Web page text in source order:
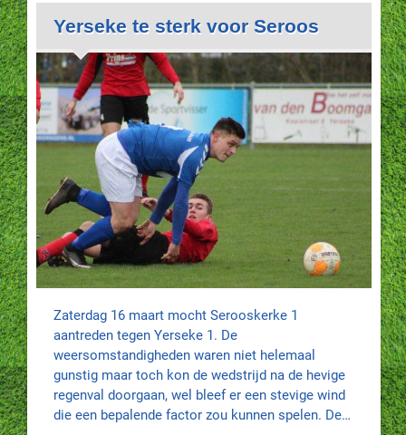
Yerseke te sterk voor Seroos
Zaterdag 16 maart mocht Serooskerke 1
aantreden tegen Yerseke 1. De
weersomstandigheden waren niet helemaal
gunstig maar toch kon de wedstrijd na de hevige
regenval doorgaan, wel bleef er een stevige wind
die een bepalende factor zou kunnen spelen. De…